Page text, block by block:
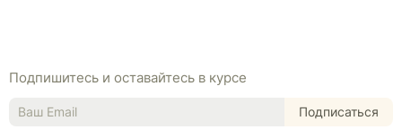
Подпишитесь и оставайтесь в курсе
Подписаться